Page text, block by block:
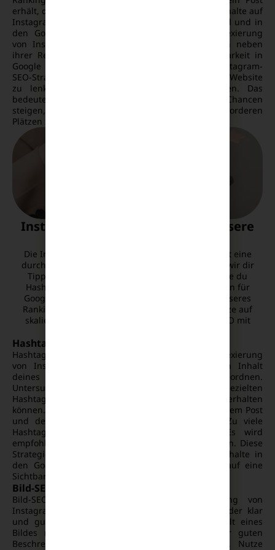
erhält, desto wahrscheinlicher ist es, dass dieser Inhalte auf
Instagram in den Google Index aufgenommen wird und in
den Google-Suchergebnissen auftaucht. Die Indexierung
von Instagram-Inhalten sorgt dafür, dass Marken neben
ihrer Reichweite auf Instagram auch ihre Sichtbarkeit in
Google verbessern können. Eine erfolgreiche Instagram-
SEO-Strategie kann dabei helfen, den Traffic auf die Website
zu lenken und die Markenpräsenz zu erhöhen. Das
bedeutet, dass durch gezielte Optimierungen die Chancen
steigen, in den Google-Suchergebnissen auf den vorderen
Plätzen zu erscheinen.
Instagram-SEO-Strategien für bessere
Die Indexierung von Instagram-Inhalten erfordert eine
durchdachte SEO-Strategie. Im Folgenden geben wir dir
Tipps zur gezielten Optimierung: Du erfährst, wie du
Hashtags richtig einsetzt, deine Bildunterschriften für
Google optimierst, um deine Chancen auf ein besseres
Ranking in den Suchergebnissen zu erhöhen. Setze auf
skalierbare Prozesse und kombiniere ChatGPT-SEO mit
Hashtags richtig nutzen
Hashtags spielen eine zentrale Rolle bei der Indexierung
von Instagram-Inhalten. Sie helfen Google, den Inhalt
deines Posts zu verstehen und richtig einzuordnen.
Untersuchungen zeigen, dass Posts mit einer gezielten
Hashtag-Strategie bis zu 12,6% mehr Engagement erhalten
können. Verwende relevante Hashtags, die mit deinem Post
und deiner Zielgruppe in Verbindung stehen. Zu viele
Hashtags können jedoch verwirrend wirken. Es wird
empfohlen, zwischen 5 und 15 Hashtags zu nutzen. Diese
Strategie fördert die Aufnahme der Instagram-Inhalte in
den Google Index und verbessert die Chancen auf eine
Sichtbarkeit in den Google-Suchergebnissen.
Bild-SEO für Instagram-Posts
Bild-SEO ist entscheidend für die Indexierung von
Instagram-Inhalten. Achte darauf, dass deine Bilder klar
und gut beschriftet sind. Google kann den Inhalt eines
Bildes nur dann verstehen, wenn es mit einer guten
Beschreibung oder einem Alt-Tag versehen ist. Nutze